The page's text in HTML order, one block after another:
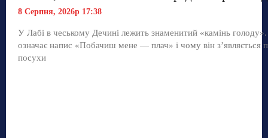
8 Серпня, 2026р 17:38
У Лабі в чеському Дечині лежить знаменитий «камінь
означає напис «Побачиш мене — плач» і чому він з’являється
посухи